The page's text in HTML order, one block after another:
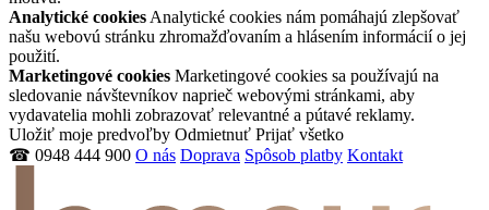
Analytické cookies Analytické cookies nám pomáhajú zlepšovať
našu webovú stránku zhromažďovaním a hlásením informácií o jej
použití.
Marketingové cookies Marketingové cookies sa používajú na
sledovanie návštevníkov naprieč webovými stránkami, aby
vydavatelia mohli zobrazovať relevantné a pútavé reklamy.
Uložiť moje predvoľby Odmietnuť Prijať všetko
☎ 0948 444 900 O nás Doprava Spôsob platby Kontakt